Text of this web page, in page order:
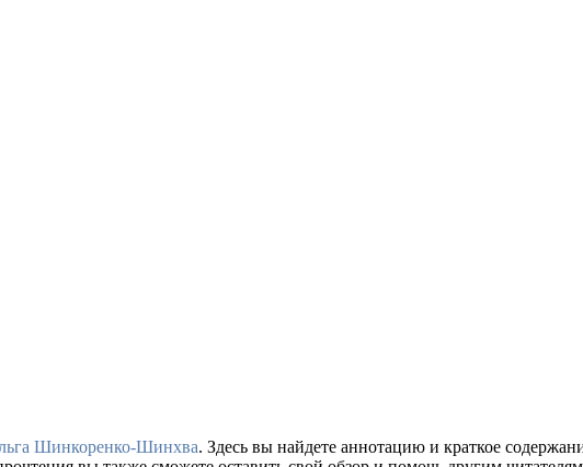
Шинкоренко-Шинхва. Здесь вы найдете аннотацию и краткое